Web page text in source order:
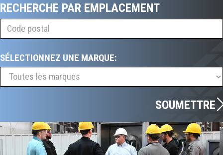
RECHERCHE PAR EMPLACEMENT
SÉLECTIONNEZ UNE MARQUE:
SOUMETTRE